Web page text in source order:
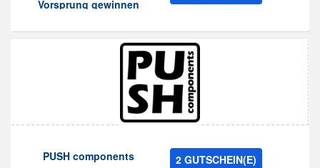
Vorsprung gewinnen
PUSH components 2 GUTSCHEIN(E)